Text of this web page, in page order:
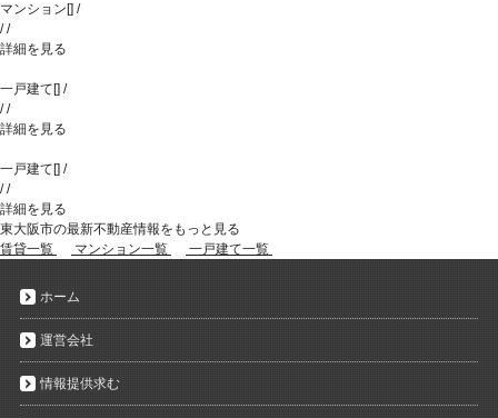
マンション [] /
//
詳細を見る
一戸建て [] /
//
詳細を見る
一戸建て [] /
//
詳細を見る
東大阪市の最新不動産情報をもっと見る
賃貸一覧
マンション一覧 一戸建て一覧
ホーム
運営会社
情報提供求む